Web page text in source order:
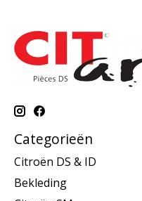
Categorieën
Citroën DS & ID
Bekleding